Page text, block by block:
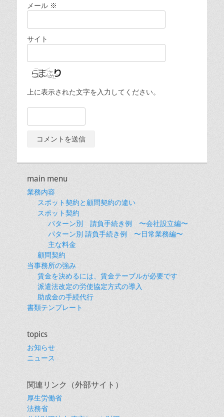
メール ※
サイト
上に表示された文字を入力してください。
main menu
業務内容
スポット契約と顧問契約の違い
スポット契約
パターン別 請負手続き例 〜会社設立編〜
パターン別 請負手続き例 〜日常業務編〜
主な料金
顧問契約
当事務所の強み
賃金を決めるには、賃金テーブルが必要です
派遣法改定の労使協定方式の導入
助成金の手続代行
書類テンプレート
topics
お知らせ
ニュース
関連リンク（外部サイト）
厚生労働省
法務省